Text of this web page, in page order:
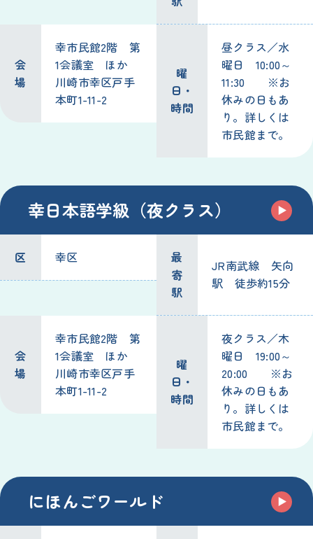
会
場
幸市民館2階 第
1会議室 ほか
川崎市幸区戸手
本町1-11-2
曜
日・
時間
昼クラス／水
曜日 10:00～
11:30 ※お
休みの日もあ
り。詳しくは
市民館まで。
幸日本語学級（夜クラス）
区 幸区
最
寄
駅
JR南武線 矢向
駅 徒歩約15分
会
場
幸市民館2階 第
1会議室 ほか
川崎市幸区戸手
本町1-11-2
曜
日・
時間
夜クラス／木
曜日 19:00～
20:00 ※お
休みの日もあ
り。詳しくは
市民館まで。
にほんごワールド